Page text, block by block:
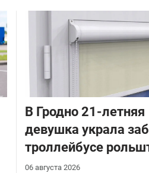
В Гродно 21-летняя
девушка украла
троллейбусе
06 августа 2026